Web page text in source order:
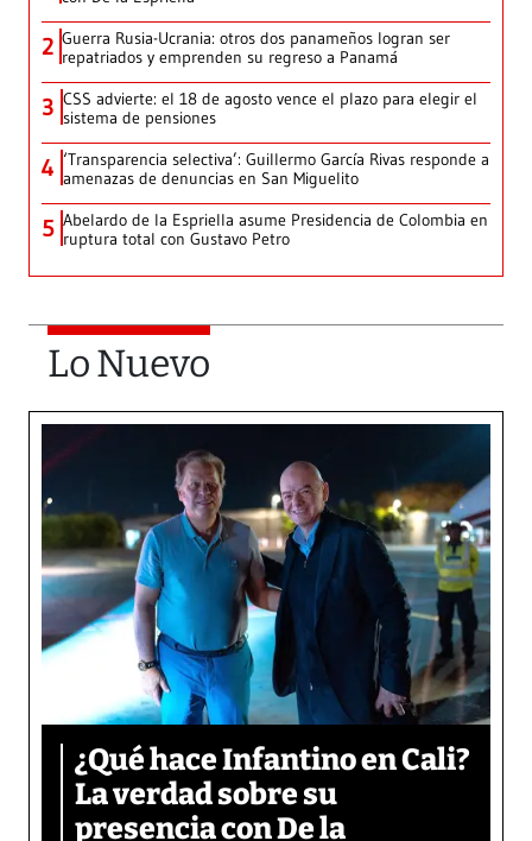
2 Guerra Rusia-Ucrania: otros dos panameños logran ser
repatriados y emprenden su regreso a Panamá
3 CSS advierte: el 18 de agosto vence el plazo para elegir el
sistema de pensiones
4 ‘Transparencia selectiva’: Guillermo García Rivas responde a
amenazas de denuncias en San Miguelito
5 Abelardo de la Espriella asume Presidencia de Colombia en
ruptura total con Gustavo Petro
Lo Nuevo
¿Qué hace Infantino en Cali?
La verdad sobre su
presencia con De la